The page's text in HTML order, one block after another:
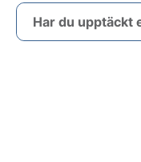
Har du upptäckt